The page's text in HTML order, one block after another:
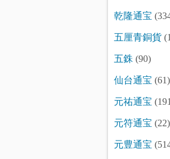
乾隆通宝
五厘青銅貨
五銖 (90)
仙台通宝 (61)
元祐通宝
元符通宝 (22)
元豊通宝